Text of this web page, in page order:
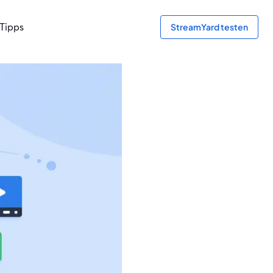
Tipps StreamYard testen